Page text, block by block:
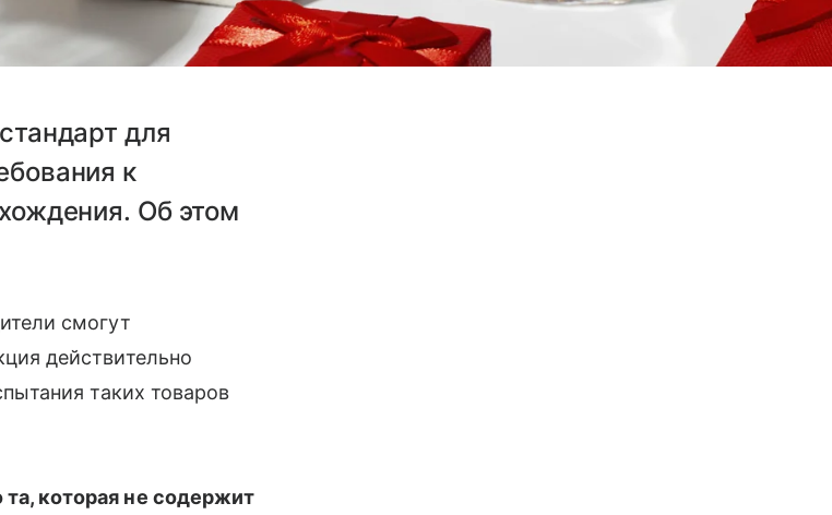
для
к
Об этом
смогут
действительно
таких товаров
которая не содержит